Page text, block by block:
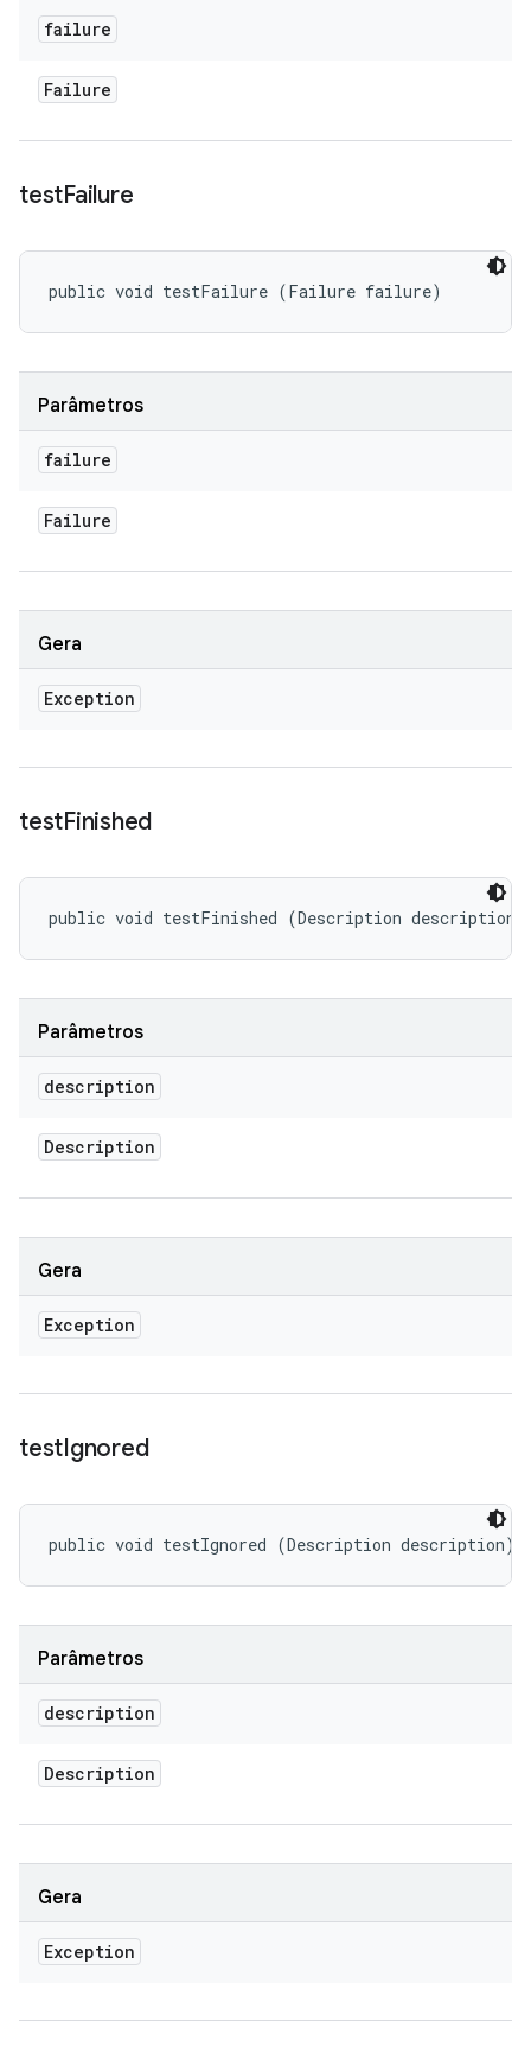
failure
Failure
testFailure
public void testFailure (Failure failure)
Parâmetros
failure
Failure
Gera
Exception
testFinished
public void testFinished (Description description)
Parâmetros
description
Description
Gera
Exception
testIgnored
public void testIgnored (Description description)
Parâmetros
description
Description
Gera
Exception